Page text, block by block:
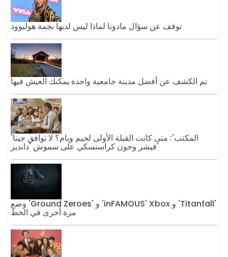
توقف عن سؤال مادونا لماذا ليس لديها نجمة هوليوود
تم الكشف عن أفضل مدينة جامعية واحدة يمكنك العيش فيها
'المكتب': متى كانت القبلة الأولى لجيم وبام؟ لا توافق جينا
فيشر وجون كراسنسكي على سموش 'دانديز'
وضع 'Ground Zeroes' و 'inFAMOUS' Xbox و 'Titanfall'
مرة أخرى في الخط